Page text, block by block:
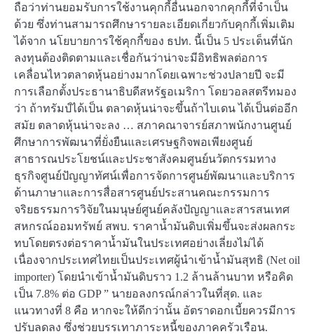
ถือว่าท่านยอมรับการใช้งานคุกกี้อื่นนอกจากคุกกี้ที่จำเป็น
ด้วย ซึ่งท่านสามารถศึกษารายละเอียดเกี่ยวกับคุกกี้เพิ่มเติม
ได้จาก นโยบายการใช้คุกกี้ของ ธปท. นี้เป็น 5 ประเด็นที่นัก
ลงทุนต้องติดตามและเชื่อกันว่าน่าจะมีอิทธิพลต่อการ
เคลื่อนไหวตลาดหุ้นอย่างมากโดยเฉพาะช่วงปลายปี จะมี
การเลือกตั้งประธานาธิบดีสหรัฐอเมริกา โดยวอลสตรีทมอง
ว่า ถ้าทรัมป์ได้เป็น ตลาดหุ้นน่าจะขึ้นถ้าไบเดน ได้เป็นต่ออีก
สมัย ตลาดหุ้นน่าจะลง … สภาคณาจารย์สภาพนักงานศูนย์
ศึกษาการพัฒนาที่ยั่งยืนและเศรษฐกิจพอเพียงศูนย์
สาธารณประโยชน์และประชาสังคมศูนย์นวัตกรรมทาง
ธุรกิจศูนย์ปัญญาทัศน์เพื่อการจัดการศูนย์พัฒนาและบริการ
ด้านภาษาและการสื่อสารศูนย์ประสานคณะกรรมการ
จริยธรรมการวิจัยในมนุษย์ศูนย์คลังปัญญาและสารสนเทศ
สหกรณ์ออมทรัพย์ สพบ. ราคาน้ำมันดิบเพิ่มขึ้นจะส่งผลกระ
ทบโดยตรงต่อราคาน้ำมันในประเทศอย่างเลี่ยงไม่ได้
เนื่องจากประเทศไทยเป็นประเทศผู้นำเข้าน้ำมันสุทธิ (Net oil
importer) โดยนำเข้าน้ำมันดิบราว 1.2 ล้านล้านบาท หรือคิด
เป็น 7.8% ต่อ GDP ” นายอลงกรณ์กล่าวในที่สุด. และ
แนวทางที่ 8 คือ หากจะให้ดีกว่านั้น อัตราดอกเบี้ยควรมีการ
ปรับลดลง ซึ่งช่วยบรรเทาภาระหนี้ของภาคครัวเรือน.